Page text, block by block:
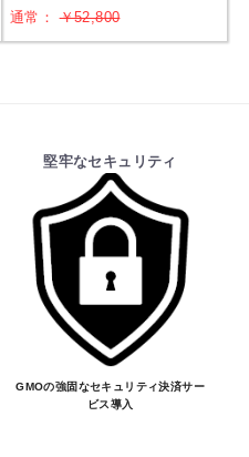
通常：￥52,800
堅牢なセキュリティ
GMOの強固なセキュリティ決済サー
ビス導入